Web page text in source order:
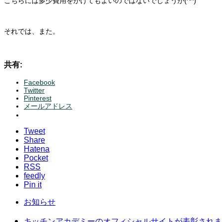
それでは、また。
共有:
Facebook
Twitter
Pinterest
メールアドレス
Tweet
Share
Hatena
Pocket
RSS
feedly
Pin it
お知らせ